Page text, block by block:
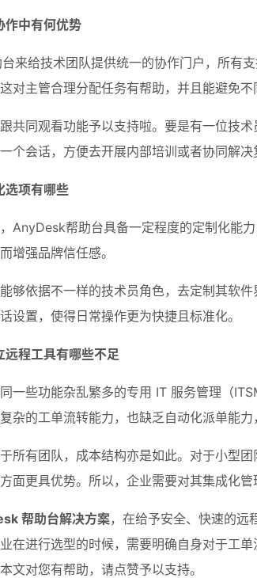
中有何优势
来给技术团队提供统一的协作门户，所有
对主管合理分配任务有帮助，并且能避免不
共同观看功能予以支持啦。要是有一位技
个会话，方便去开展内部培训或者协同解
选项有哪些
AnyDesk帮助台具备一定程度的定制化能
增强品牌信任感。
够依据不一样的技术员角色，去定制其软
设置，使得日常操作更为快捷且标准化。
程工具有哪些不足
一些功能杂乱繁多的专用 IT 服务管理（
杂的工单流转能力，也缺乏自动化派单能
所有团队，成本结构亦是如此。对于小型
面更具优势。所以，企业需要对其集成化
帮助台解决方案，在给予安全、快速的远
在进行选型的时候，需要明确自身对于工
文对您有帮助，请点赞予以支持。